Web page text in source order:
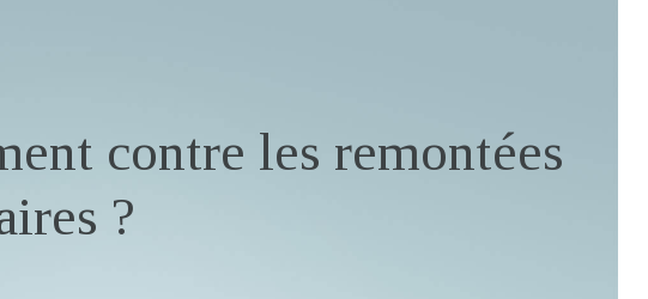
contre les remontées
?